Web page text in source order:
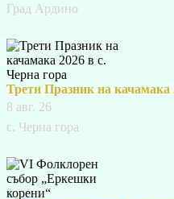
Град Ардино
Трети Празник на качамака
8 авг. 26
с. Черна гора